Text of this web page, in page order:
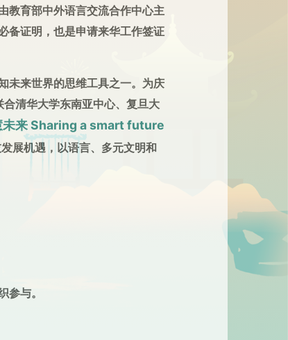
教育部中外语言交流合作中心主
备证明，也是申请来华工作签证
未来世界的思维工具之一。为庆
清华大学东南亚中心、复旦大
未来 Sharing a smart future
展机遇，以语言、多元文明和
与。